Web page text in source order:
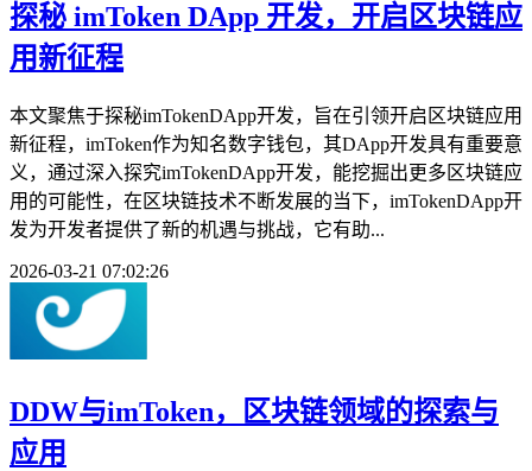
探秘 imToken DApp 开发，开启区块链应
用新征程
本文聚焦于探秘imTokenDApp开发，旨在引领开启区块链应用
新征程，imToken作为知名数字钱包，其DApp开发具有重要意
义，通过深入探究imTokenDApp开发，能挖掘出更多区块链应
用的可能性，在区块链技术不断发展的当下，imTokenDApp开
发为开发者提供了新的机遇与挑战，它有助...
2026-03-21 07:02:26
DDW与imToken，区块链领域的探索与
应用